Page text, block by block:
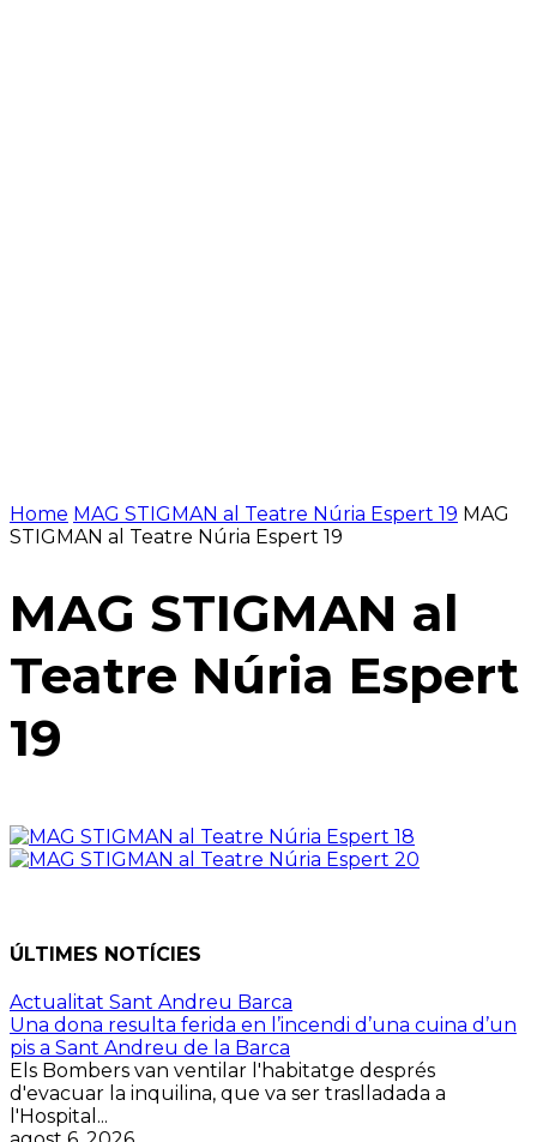
Home MAG STIGMAN al Teatre Núria Espert 19 MAG
STIGMAN al Teatre Núria Espert 19
MAG STIGMAN al
Teatre Núria Espert
19
ÚLTIMES NOTÍCIES
Actualitat Sant Andreu Barca
Una dona resulta ferida en l’incendi d’una cuina d’un
pis a Sant Andreu de la Barca
Els Bombers van ventilar l'habitatge després
d'evacuar la inquilina, que va ser traslladada a
l'Hospital...